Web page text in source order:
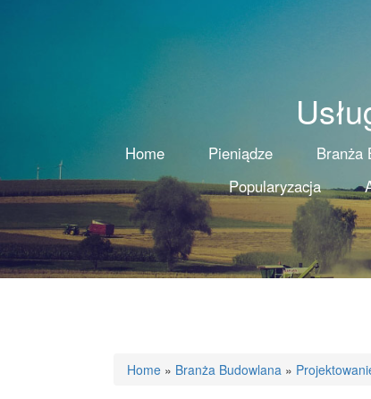
Home Pieniądze Branża
Popularyzacja
Home » Branża Budowlana »